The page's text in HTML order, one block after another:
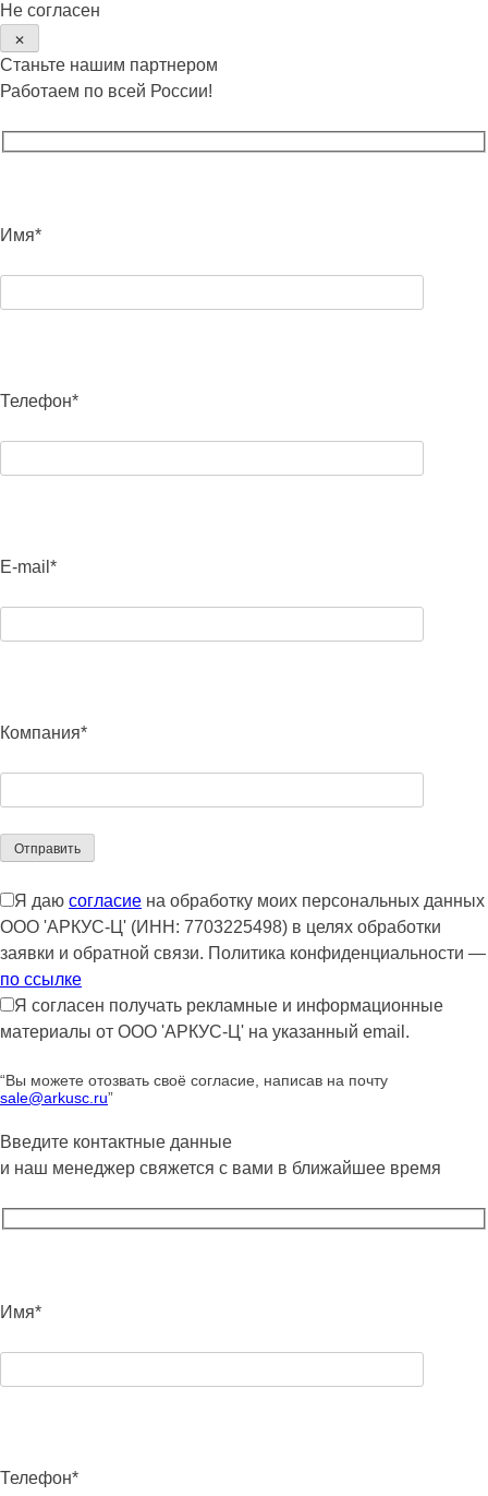
Не согласен
✕
Станьте нашим партнером
Работаем по всей России!
Имя*
Телефон*
E-mail*
Компания*
Я даю согласие на обработку моих персональных данных
ООО 'АРКУС-Ц' (ИНН: 7703225498) в целях обработки
заявки и обратной связи. Политика конфиденциальности —
по ссылке
Я согласен получать рекламные и информационные
материалы от ООО 'АРКУС-Ц' на указанный email.
“Вы можете отозвать своё согласие, написав на почту
sale@arkusc.ru”
Введите контактные данные
и наш менеджер свяжется с вами в ближайшее время
Имя*
Телефон*